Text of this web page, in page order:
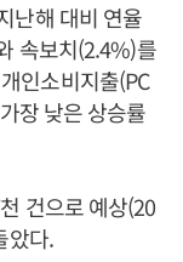
난해 대비 연율
속보치(2.4%)를
인소비지출(PC
장 낮은 상승률
건으로 예상(20
았다.